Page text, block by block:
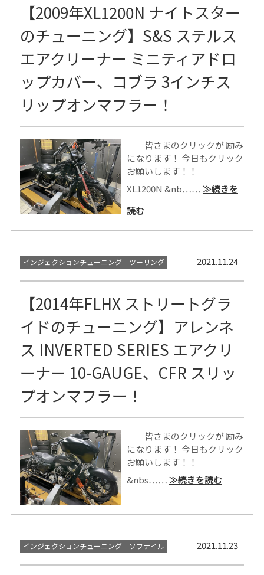
【2009年XL1200N ナイトスター
のチューニング】S&S ステルス
エアクリーナー ミニティアドロ
ップカバー、コブラ 3インチス
リップオンマフラー！
皆さまのクリックが 励み
になります！ 今日もクリック
お願いします！！
XL1200N &nb……≫続きを
読む
2021.11.24
インジェクションチューニング ツーリング
【2014年FLHX ストリートグラ
イドのチューニング】アレンネ
ス INVERTED SERIES エアクリ
ーナー 10-GAUGE、CFR スリッ
プオンマフラー！
皆さまのクリックが 励み
になります！ 今日もクリック
お願いします！！
&nbs……≫続きを読む
2021.11.23
インジェクションチューニング ソフテイル